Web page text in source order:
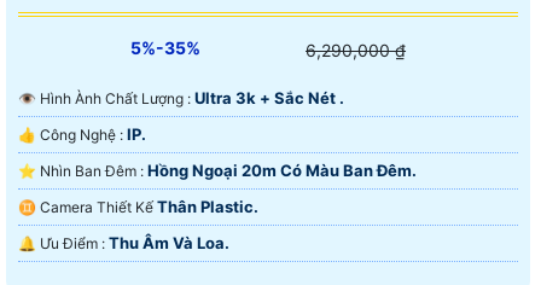
5%-35% 6,290,000 ₫
👁 Hình Ành Chất Lượng : Ultra 3k + Sắc Nét .
👍 Công Nghệ : IP.
⭐ Nhìn Ban Đêm : Hồng Ngoại 20m Có Màu Ban Ðêm.
♊ Camera Thiết Kế Thân Plastic.
️🔔 Ưu Điểm : Thu Âm Và Loa.